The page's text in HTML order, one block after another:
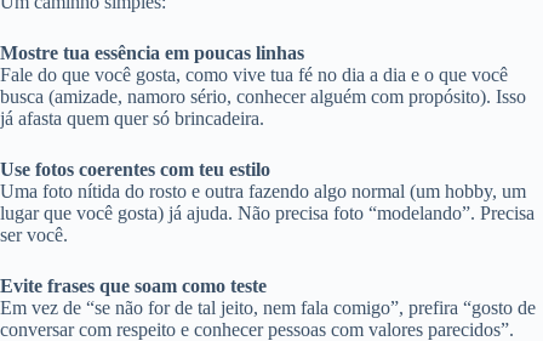
Mostre tua essência em poucas linhas
Fale do que você gosta, como vive tua fé no dia a dia e o que você
busca (amizade, namoro sério, conhecer alguém com propósito). Isso
já afasta quem quer só brincadeira.
Use fotos coerentes com teu estilo
Uma foto nítida do rosto e outra fazendo algo normal (um hobby, um
lugar que você gosta) já ajuda. Não precisa foto “modelando”. Precisa
ser você.
Evite frases que soam como teste
Em vez de “se não for de tal jeito, nem fala comigo”, prefira “gosto de
conversar com respeito e conhecer pessoas com valores parecidos”.